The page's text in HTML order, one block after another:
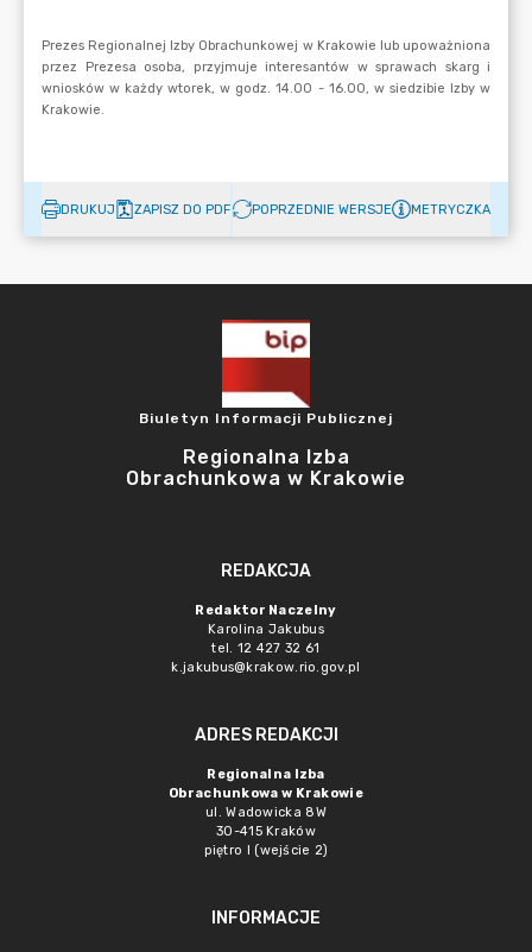
DRUKUJ ZAPISZ DO PDF POPRZEDNIE WERSJE METRYCZKA
Biuletyn Informacji Publicznej
Regionalna Izba
Obrachunkowa w Krakowie
REDAKCJA
Redaktor Naczelny
Karolina Jakubus
tel. 12 427 32 61
k.jakubus@krakow.rio.gov.pl
ADRES REDAKCJI
Regionalna Izba
Obrachunkowa w Krakowie
ul. Wadowicka 8W
30-415 Kraków
piętro I (wejście 2)
INFORMACJE